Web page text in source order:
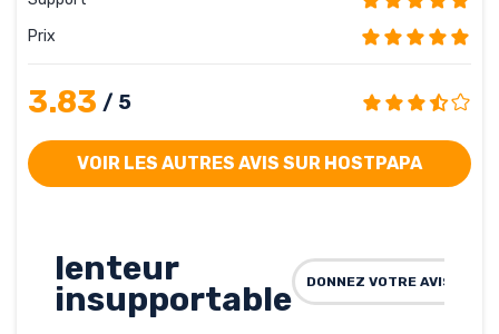
Prix
3.83 / 5
VOIR LES AUTRES AVIS SUR HOSTPAPA
lenteur
insupportable DONNEZ VOTRE AVIS SUR